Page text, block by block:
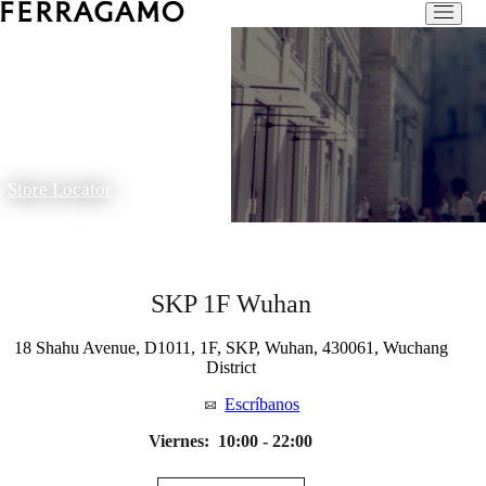
Store Locator
SKP 1F Wuhan
18 Shahu Avenue, D1011, 1F, SKP, Wuhan, 430061, Wuchang
District
Escríbanos
Viernes: 10:00 - 22:00